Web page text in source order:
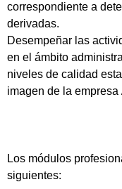
correspondiente a
derivadas.
Desempeñar las
en el ámbito
niveles de calidad
imagen de la empresa
Los módulos
siguientes: